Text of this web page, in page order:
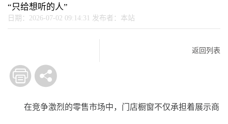
“只给想听的人”
日期：2026-07-02 09:14:31 发布者：本站
返回列表
在竞争激烈的零售市场中，门店橱窗不仅承担着展示商